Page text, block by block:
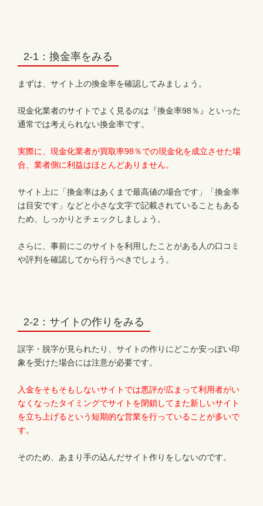
2-1：換金率をみる
まずは、サイト上の換金率を確認してみましょう。
現金化業者のサイトでよく見るのは『換金率98％』といった
通常では考えられない換金率です。
実際に、現金化業者が買取率98％での現金化を成立させた場
合、業者側に利益はほとんどありません。
サイト上に「換金率はあくまで最高値の場合です」「換金率
は目安です」などと小さな文字で記載されていることもある
ため、しっかりとチェックしましょう。
さらに、事前にこのサイトを利用したことがある人の口コミ
や評判を確認してから行うべきでしょう。
2-2：サイトの作りをみる
誤字・脱字が見られたり、サイトの作りにどこか安っぽい印
象を受けた場合には注意が必要です。
入金をそもそもしないサイトでは悪評が広まって利用者がい
なくなったタイミングでサイトを閉鎖してまた新しいサイト
を立ち上げるという短期的な営業を行っていることが多いで
す。
そのため、あまり手の込んだサイト作りをしないのです。